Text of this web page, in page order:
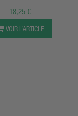
18,25 €
VOIR L’ARTICLE